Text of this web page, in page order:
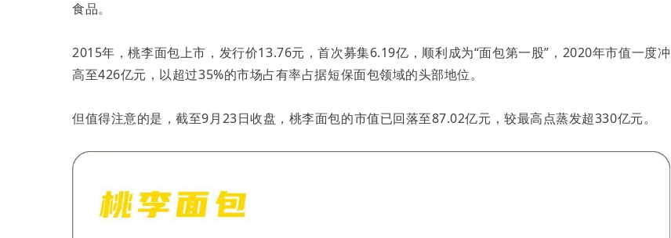
食品。
2015年，桃李面包上市，发行价13.76元，首次募集6.19亿，顺利成为“面包第一股”，2020年市值一度冲
高至426亿元，以超过35%的市场占有率占据短保面包领域的头部地位。
但值得注意的是，截至9月23日收盘，桃李面包的市值已回落至87.02亿元，较最高点蒸发超330亿元。